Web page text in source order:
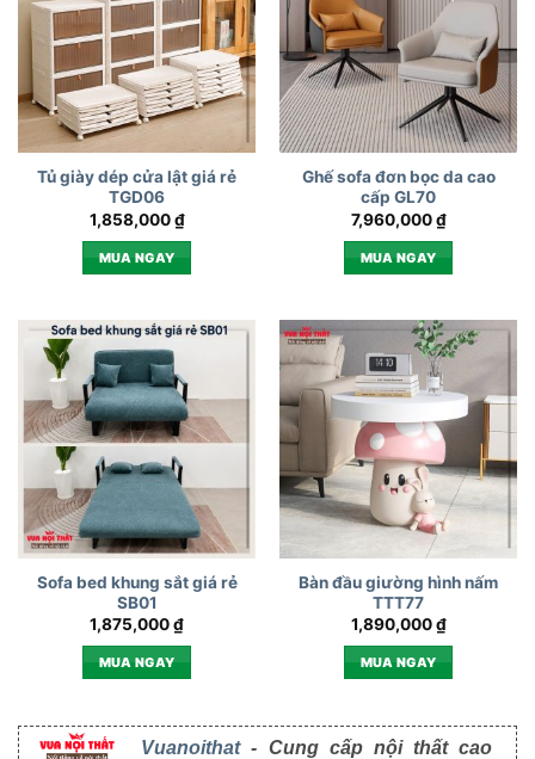
Tủ giày dép cửa lật giá rẻ
TGD06
1,858,000₫
MUA NGAY
Ghế sofa đơn bọc da cao
cấp GL70
7,960,000₫
MUA NGAY
Sofa bed khung sắt giá rẻ
SB01
1,875,000₫
MUA NGAY
Bàn đầu giường hình nấm
TTT77
1,890,000₫
MUA NGAY
Vuanoithat- Cung cấp nội thất cao